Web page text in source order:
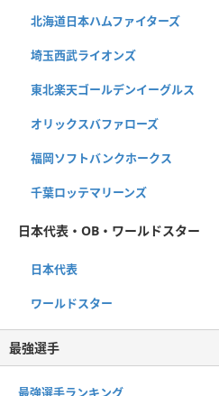
北海道日本ハムファイターズ
埼玉西武ライオンズ
東北楽天ゴールデンイーグルス
オリックスバファローズ
福岡ソフトバンクホークス
千葉ロッテマリーンズ
日本代表・OB・ワールドスター
日本代表
ワールドスター
最強選手
最強選手ランキング